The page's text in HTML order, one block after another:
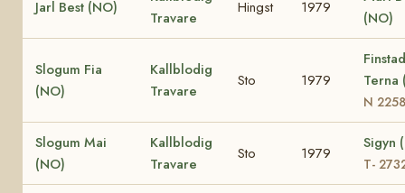
Jarl Best (NO)
Travare
Hingst 1979
(NO)
Slogum Fia
(NO)
Kallblodig
Travare
Sto 1979
Finstad
Terna
N
Slogum Mai
(NO)
Kallblodig
Travare
Sto 1979
Sigyn
T-